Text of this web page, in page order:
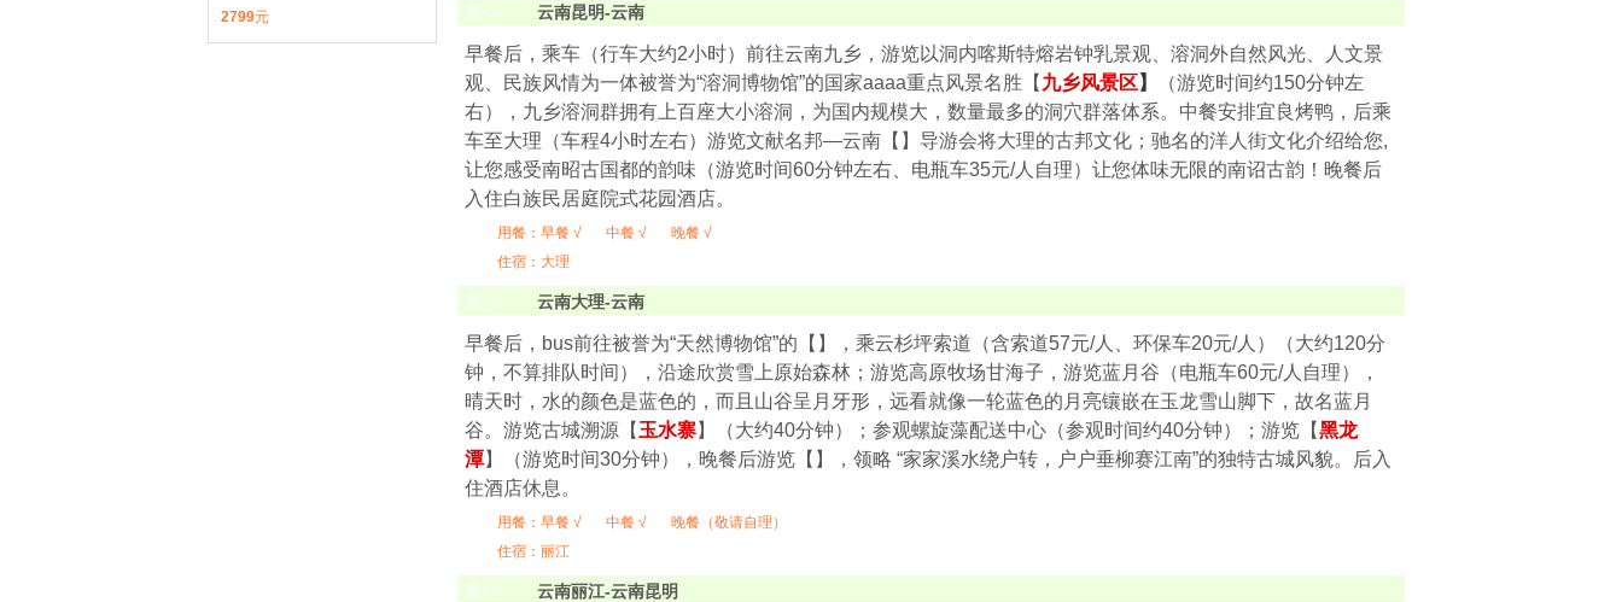
第2天 云南昆明-云南
早餐后，乘车（行车大约2小时）前往云南九乡，游览以洞内喀斯特熔岩钟乳景观、溶洞外自然风光、人文景
观、民族风情为一体被誉为“溶洞博物馆”的国家aaaa重点风景名胜【 九乡风景区】
（游览时间约150分钟左
右），九乡溶洞群拥有上百座大小溶洞，为国内规模大，数量最多的洞穴群落体系。中餐安排宜良烤鸭，后乘
车至大理（车程4小时左右）游览文献名邦—云南【 】导游会将大理的古邦文化；驰名的洋人街文化介绍给您,
让您感受南昭古国都的韵味（游览时间60分钟左右、电瓶车35元/人自理）让您体味无限的南诏古韵！晚餐后
入住白族民居庭院式花园酒店。
用餐： 早餐 √ 中餐 √
晚餐 √
住宿：大理
第3天 云南大理-云南
早餐后，bus前往被誉为“天然博物馆”的【 】，乘云杉坪索道（含索道57元/人、环保车20元/人）（大约120分
钟，不算排队时间），沿途欣赏雪上原始森林；游览高原牧场甘海子，游览蓝月谷（电瓶车60元/人自理），
晴天时，水的颜色是蓝色的，而且山谷呈月牙形，远看就像一轮蓝色的月亮镶嵌在玉龙雪山脚下，故名蓝月
谷。游览古城溯源【 玉水寨】（大约40分钟）；参观螺旋藻配送中心（参观时间约40分钟）；游览【黑龙
潭】（游览时间30分钟），晚餐后游览【 】，领略 “家家溪水绕户转，户户垂柳赛江南”的独特古城风貌。后入
住酒店休息。
用餐： 早餐 √ 中餐 √
晚餐（敬请自理）
住宿：丽江
第4天 云南丽江-云南昆明
2799元